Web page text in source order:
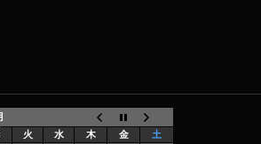
火 水 木 金
土